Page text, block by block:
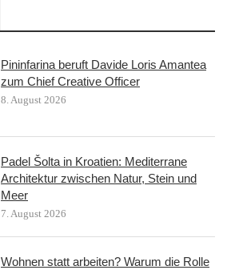
Pininfarina beruft Davide Loris Amantea
zum Chief Creative Officer
8. August 2026
Padel Šolta in Kroatien: Mediterrane
Architektur zwischen Natur, Stein und
Meer
7. August 2026
Wohnen statt arbeiten? Warum die Rolle